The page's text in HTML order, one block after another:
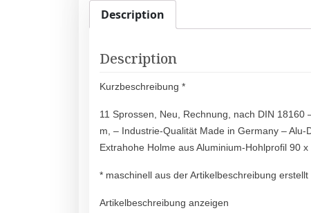
Description
Description
Kurzbeschreibung *
11 Sprossen, Neu, Rechnung, nach DIN 18160
m, – Industrie-Qualität Made in Germany –
Extrahohe Holme aus Aluminium-Hohlprofil 90
* maschinell aus der Artikelbeschreibung erstellt
Artikelbeschreibung anzeigen